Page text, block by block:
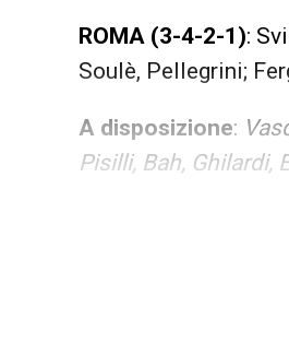
ROMA (3-4-2-1):
Soulè, Pellegrini;
A disposizione:
Pisilli, Bah, Ghilardi,
: